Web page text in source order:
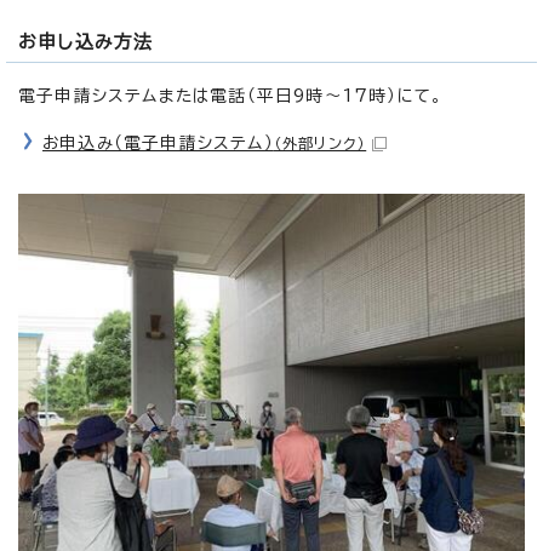
お申し込み方法
電子申請システムまたは電話（平日9時～17時）にて。
お申込み（電子申請システム） （外部リンク）